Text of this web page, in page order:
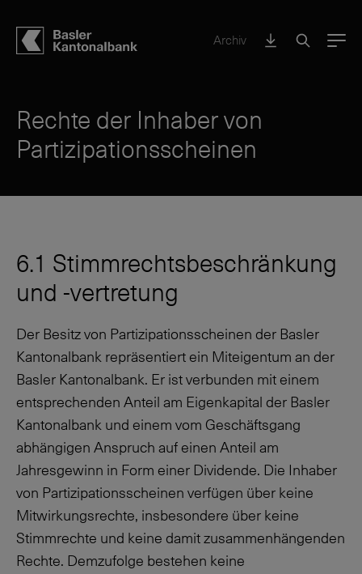
Archiv Menu
Rechte der Inhaber von
Partizipationsscheinen
6.1 Stimmrechtsbeschränkung
und -vertretung
Der Besitz von Partizipationsscheinen der Basler
Kantonalbank repräsentiert ein Miteigentum an der
Basler Kantonalbank. Er ist verbunden mit einem
entsprechenden Anteil am Eigenkapital der Basler
Kantonalbank und einem vom Geschäftsgang
abhängigen Anspruch auf einen Anteil am
Jahresgewinn in Form einer Dividende. Die Inhaber
von Partizipationsscheinen verfügen über keine
Mitwirkungsrechte, insbesondere über keine
Stimmrechte und keine damit zusammenhängenden
Rechte. Demzufolge bestehen keine